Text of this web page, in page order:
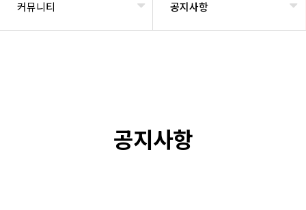
커뮤니티 공지사항
공지사항